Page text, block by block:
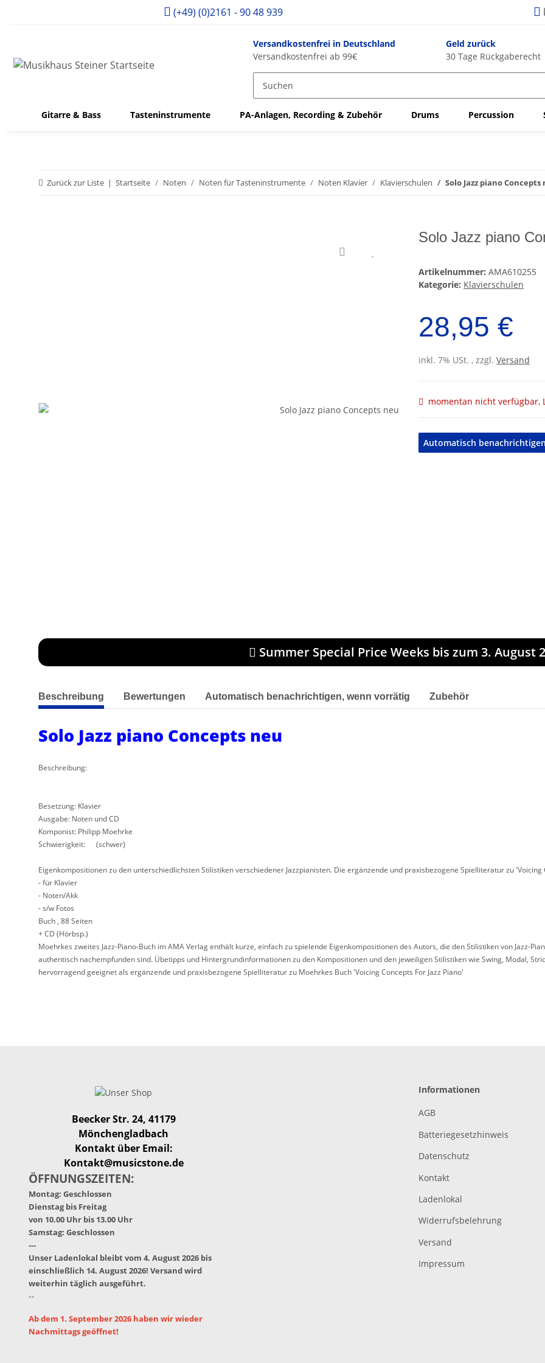
(+49) (0)2161 - 90 48 939
Versandkostenfrei in Deutschland
Versandkostenfrei ab 99€
Geld zurück
30 Tage Rückgaberecht
Gitarre & Bass Tasteninstrumente PA-Anlagen, Recording & Zubehör Drums Percussion
Zurück zur Liste Startseite Noten Noten für Tasteninstrumente Noten Klavier Klavierschulen Solo Jazz piano Concepts
Solo Jazz piano
Artikelnummer: AMA610255
Kategorie: Klavierschulen
28,95 €
inkl. 7% USt. , zzgl. Versand
momentan nicht verfügbar,
Automatisch
Summer Special Price Weeks bis zum 3. August
weitere Registerkarten anzeigen
Beschreibung Bewertungen Automatisch benachrichtigen, wenn vorrätig Zubehör
Solo Jazz piano Concepts neu
Beschreibung:
Besetzung: Klavier
Ausgabe: Noten und CD
Komponist: Philipp Moehrke
Schwierigkeit: (schwer)
Eigenkompositionen zu den unterschiedlichsten Stilistiken verschiedener Jazzpianisten. Die ergänzende und praxisbezogene Spielliteratur zu 'Voicing
- für Klavier
- Noten/Akk
- s/w Fotos
Buch , 88 Seiten
+ CD (Hörbsp.)
Moehrkes zweites Jazz-Piano-Buch im AMA Verlag enthält kurze, einfach zu spielende Eigenkompositionen des Autors, die den Stilistiken von Jazz-
authentisch nachempfunden sind. Übetipps und Hintergrundinformationen zu den Kompositionen und den jeweiligen Stilistiken wie Swing, Modal,
hervorragend geeignet als ergänzende und praxisbezogene Spielliteratur zu Moehrkes Buch 'Voicing Concepts For Jazz Piano'
Beecker Str. 24, 41179
Mönchengladbach
Kontakt über Email:
Kontakt@musicstone.de
ÖFFNUNGSZEITEN:
Montag: Geschlossen
Dienstag bis Freitag
von 10.00 Uhr bis 13.00 Uhr
Samstag: Geschlossen
---
Unser Ladenlokal bleibt vom 4. August 2026 bis
einschließlich 14. August 2026! Versand wird
weiterhin täglich ausgeführt.
--
Ab dem 1. September 2026 haben wir wieder
Nachmittags geöffnet!
Informationen
AGB
Batteriegesetzhinweis
Datenschutz
Kontakt
Ladenlokal
Widerrufsbelehrung
Versand
Impressum